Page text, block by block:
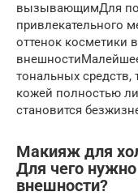
вызывающимДля
привлекательного
оттенок косметики
тональных
кожей полностью
становится
Макияж для
Для чего нужно
внешности?